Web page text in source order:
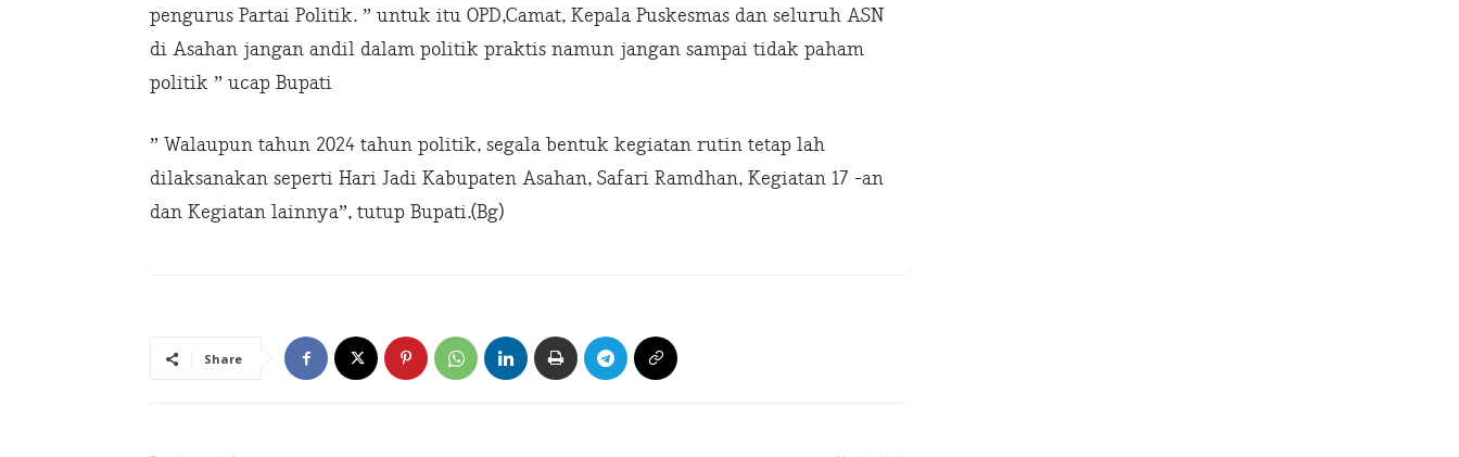
pengurus Partai Politik. ” untuk itu OPD,Camat, Kepala Puskesmas dan seluruh ASN
di Asahan jangan andil dalam politik praktis namun jangan sampai tidak paham
politik ” ucap Bupati
” Walaupun tahun 2024 tahun politik, segala bentuk kegiatan rutin tetap lah
dilaksanakan seperti Hari Jadi Kabupaten Asahan, Safari Ramdhan, Kegiatan 17 -an
dan Kegiatan lainnya”, tutup Bupati.(Bg)
Share